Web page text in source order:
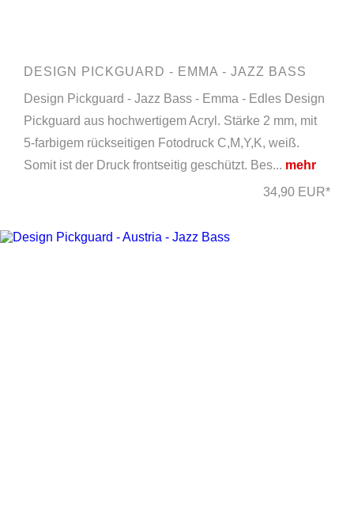
DESIGN PICKGUARD - EMMA - JAZZ BASS
Design Pickguard - Jazz Bass - Emma - Edles Design
Pickguard aus hochwertigem Acryl. Stärke 2 mm, mit
5-farbigem rückseitigen Fotodruck C,M,Y,K, weiß.
Somit ist der Druck frontseitig geschützt. Bes... mehr
34,90 EUR*